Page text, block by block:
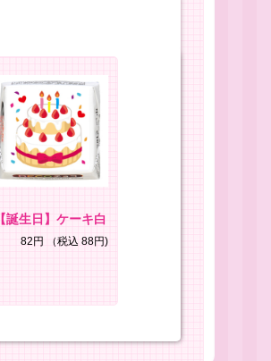
【誕生日】ケーキ白
82円 （税込 88円)